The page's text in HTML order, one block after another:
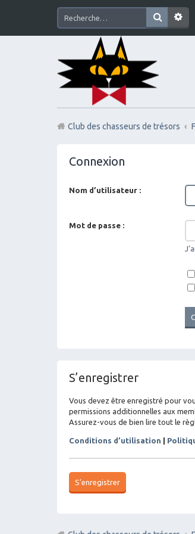
Club des chasseurs de trésors
Connexion
Nom d’utilisateur :
Mot de passe :
S’enregistrer
Vous devez être enregistré pour
permissions additionnelles aux
Assurez-vous de bien lire tout le
Conditions d’utilisation
S’enregistrer